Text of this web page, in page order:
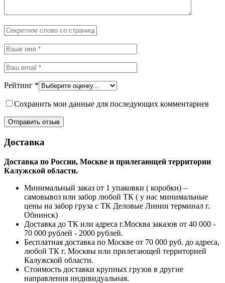
Рейтинг *
Сохранить мои данные для последующих комментариев
Доставка
Доставка по России, Москве и прилегающей территории
Калужской области.
Минимальный заказ от 1 упаковки ( коробки) –
самовывоз или забор любой ТК ( у нас минимальные
цены на забор груза с ТК Деловые Линии терминал г.
Обнинск)
Доставка до ТК или адреса г.Москва заказов от 40 000 -
70 000 рублей - 2000 рублей.
Бесплатная доставка по Москве от 70 000 руб. до адреса,
любой ТК г. Москвы или прилегающей территорией
Калужской области.
Стоимость доставки крупных грузов в другие
направления индивидуальная.